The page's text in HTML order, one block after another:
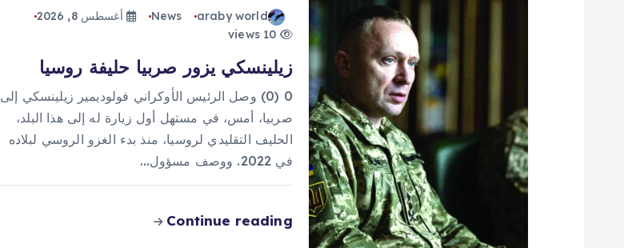
araby world
News
أغسطس 8, 2026
زيلينسكي يزور صربيا حليفة روسيا
0 (0) وصل الرئيس الأوكراني فولوديمير زيلينسكي إلى
صربيا، أمس، في مستهل أول زيارة له إلى هذا البلد،
الحليف التقليدي لروسيا، منذ بدء الغزو الروسي لبلاده
في 2022. ووصف مسؤول…
Continue reading